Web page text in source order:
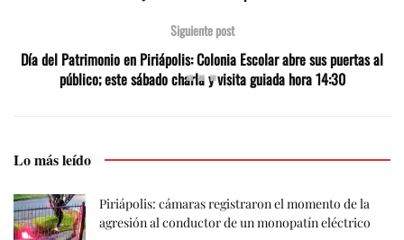
Siguiente post
Día del Patrimonio en Piriápolis: Colonia Escolar abre sus puertas al
público; este sábado charla y visita guiada hora 14:30
Lo más leído
Piriápolis: cámaras registraron el momento de la
agresión al conductor de un monopatín eléctrico